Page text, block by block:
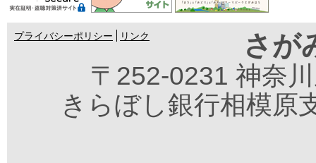
プライバシーポリシー リンク さが
〒252-0231 神奈
きらぼし銀行相模原